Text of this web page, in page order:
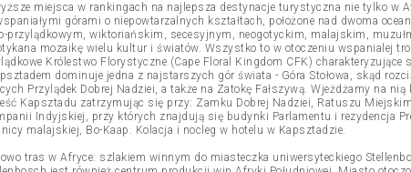
miejsca w rankingach na najlepsza destynacje turystyczna nie tylko w
górami o niepowtarzalnych kształtach, położone nad dwoma
wiktoriańskim, secesyjnym, neogotyckim, malajskim,
mozaikę wielu kultur i światów. Wszystko to w otoczeniu wspanialej
Królestwo Florystyczne (Cape Floral Kingdom CFK) charakteryzujące
dominuje jedna z najstarszych gór świata - Góra Stołowa, skąd
Przylądek Dobrej Nadziei, a także na Zatokę Fałszywą. Wjeżdżamy na
Kapsztadu zatrzymując się przy: Zamku Dobrej Nadziei, Ratuszu
Indyjskiej, przy których znajdują się budynki Parlamentu i rezydencja
malajskiej, Bo-Kaap. Kolacja i nocleg w hotelu w Kapsztadzie.
tras w Afryce: szlakiem winnym do miasteczka uniwersyteckiego